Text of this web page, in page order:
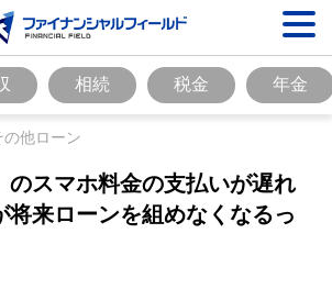
相続 税金 年金
の他ローン
のスマホ料金の支払いが遅れ
来ローンを組めなくなるっ